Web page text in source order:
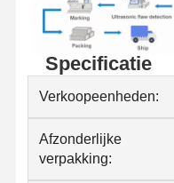
Specificatie
Verkoopeenheden:
Afzonderlijke
verpakking: